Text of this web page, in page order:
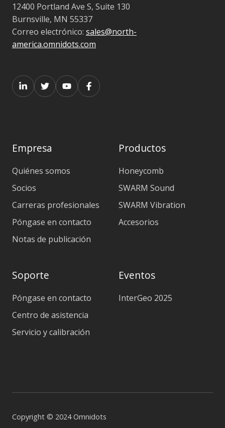
12400 Portland Ave S, Suite 130
Burnsville, MN 55337
Correo electrónico: sales@north-
america.omnidots.com
Empresa
Quiénes somos
Socios
Carreras profesionales
Póngase en contacto
Notas de publicación
Productos
Honeycomb
SWARM Sound
SWARM Vibration
Accesorios
Soporte
Póngase en contacto
Centro de asistencia
Servicio y calibración
Eventos
InterGeo 2025
Copyright © 2024 Omnidots